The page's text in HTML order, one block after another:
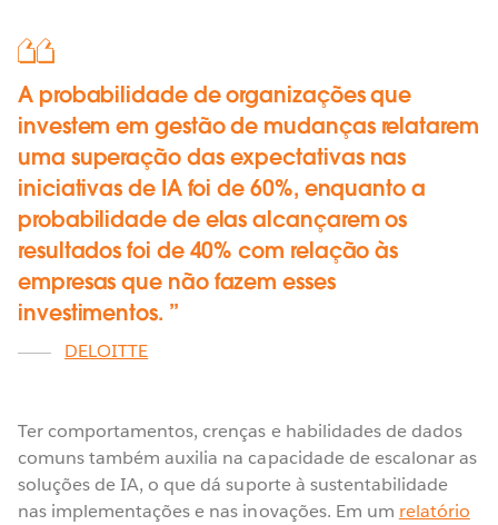
A probabilidade de organizações que
investem em gestão de mudanças relatarem
uma superação das expectativas nas
iniciativas de IA foi de 60%, enquanto a
probabilidade de elas alcançarem os
resultados foi de 40% com relação às
empresas que não fazem esses
investimentos.
DELOITTE
Ter comportamentos, crenças e habilidades de dados
comuns também auxilia na capacidade de escalonar as
soluções de IA, o que dá suporte à sustentabilidade
nas implementações e nas inovações. Em um relatório